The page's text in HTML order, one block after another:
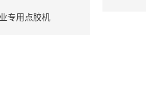
专用点胶机